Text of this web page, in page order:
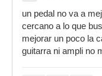
un pedal no va a
cercano a lo que
mejorar un poco la
guitarra ni ampli no